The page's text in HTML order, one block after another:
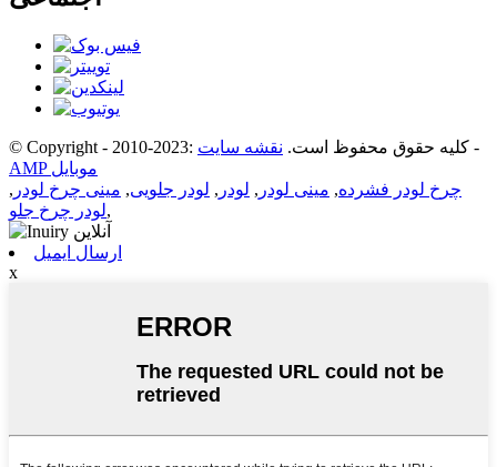
© Copyright - 2010-2023: کلیه حقوق محفوظ است. نقشه سایت
-
AMP موبایل
چرخ لودر فشرده, مینی لودر , لودر , لودر جلویی, مینی چرخ لودر ,
لودر چرخ جلو,
ارسال ایمیل
x